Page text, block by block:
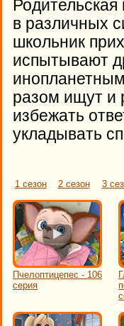
в различных
школьник
испытывают
разом ищут и
избежать
укладывать
1 сезон 2 сезон 3
Пчелоптицепес - 106
серия